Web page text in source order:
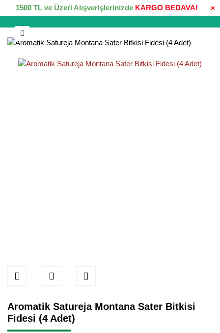
×
1500 TL ve Üzeri Alışverişlerinizde KARGO BEDAVA!
Aromatik Satureja Montana Sater Bitkisi
Fidesi (4 Adet)